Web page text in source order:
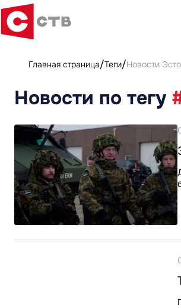
Главная страница Теги Новости
Новости по тегу